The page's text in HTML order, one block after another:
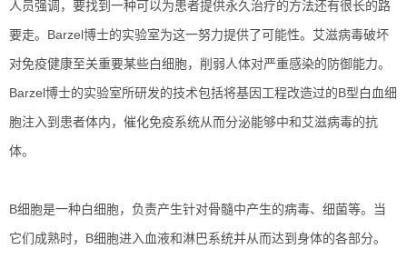
人员强调，要找到一种可以为患者提供永久治疗的方法还有很长的路
要走。Barzel博士的实验室为这一努力提供了可能性。艾滋病毒破坏
对免疫健康至关重要某些白细胞，削弱人体对严重感染的防御能力。
Barzel博士的实验室所研发的技术包括将基因工程改造过的B型白血细
胞注入到患者体内，催化免疫系统从而分泌能够中和艾滋病毒的抗
体。
B细胞是一种白细胞，负责产生针对骨髓中产生的病毒、细菌等。当
它们成熟时，B细胞进入血液和淋巴系统并从而达到身体的各部分。